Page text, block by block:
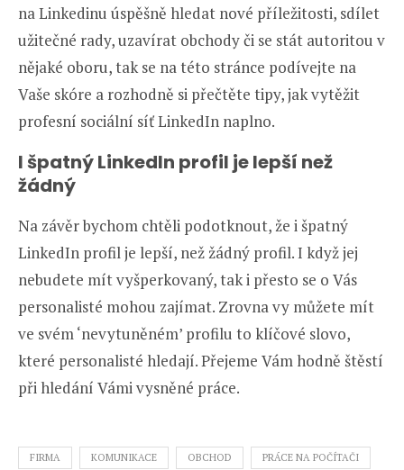
na Linkedinu úspěšně hledat nové příležitosti, sdílet
užitečné rady, uzavírat obchody či se stát autoritou v
nějaké oboru, tak se na této stránce podívejte na
Vaše skóre a rozhodně si přečtěte tipy, jak vytěžit
profesní sociální síť LinkedIn naplno.
I špatný LinkedIn profil je lepší než
žádný
Na závěr bychom chtěli podotknout, že i špatný
LinkedIn profil je lepší, než žádný profil. I když jej
nebudete mít vyšperkovaný, tak i přesto se o Vás
personalisté mohou zajímat. Zrovna vy můžete mít
ve svém ‘nevytuněném’ profilu to klíčové slovo,
které personalisté hledají. Přejeme Vám hodně štěstí
při hledání Vámi vysněné práce.
FIRMA KOMUNIKACE OBCHOD PRÁCE NA POČÍTAČI